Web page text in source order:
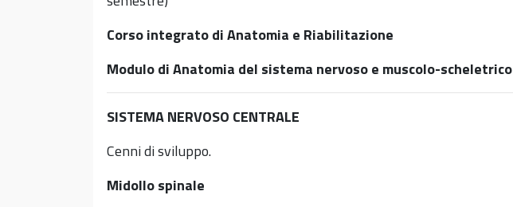
Corso integrato di Anatomia e Riabilitazione
Modulo di Anatomia del sistema nervoso e muscolo-scheletrico
SISTEMA NERVOSO CENTRALE
Cenni di sviluppo.
Midollo spinale